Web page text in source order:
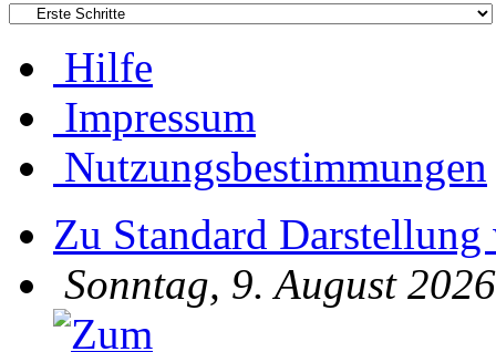
Hilfe
Impressum
Nutzungsbestimmungen
Zu Standard Darstellung
Sonntag, 9. August